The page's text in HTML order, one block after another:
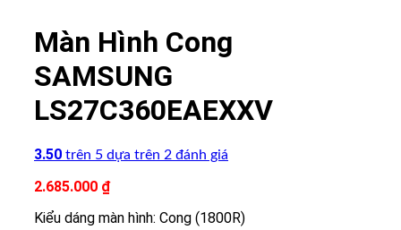
Màn Hình Cong
SAMSUNG
LS27C360EAEXXV
3.50 trên 5 dựa trên 2 đánh giá
2.685.000 ₫
Kiểu dáng màn hình: Cong (1800R)